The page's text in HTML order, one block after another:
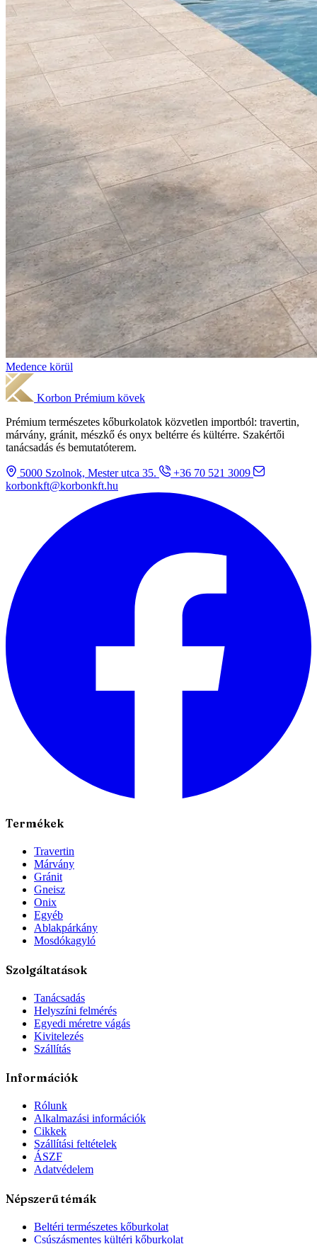
Medence körül
Korbon Prémium kövek
Prémium természetes kőburkolatok közvetlen importból: travertin,
márvány, gránit, mészkő és onyx beltérre és kültérre. Szakértői
tanácsadás és bemutatóterem.
5000 Szolnok, Mester utca 35.
+36 70 521 3009
korbonkft@korbonkft.hu
Termékek
Travertin
Márvány
Gránit
Gneisz
Onix
Egyéb
Ablakpárkány
Mosdókagyló
Szolgáltatások
Tanácsadás
Helyszíni felmérés
Egyedi méretre vágás
Kivitelezés
Szállítás
Információk
Rólunk
Alkalmazási információk
Cikkek
Szállítási feltételek
ÁSZF
Adatvédelem
Népszerű témák
Beltéri természetes kőburkolat
Csúszásmentes kültéri kőburkolat